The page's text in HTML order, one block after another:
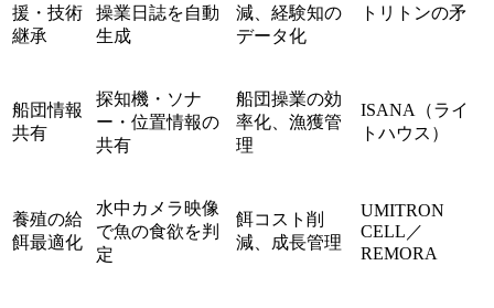
援・技術
継承
操業日誌を自動
生成
減、経験知の
データ化
トリトンの矛
船団情報
共有
探知機・ソナ
ー・位置情報の
共有
船団操業の効
率化、漁獲管
理
ISANA（ライ
トハウス）
養殖の給
餌最適化
水中カメラ映像
で魚の食欲を判
定
餌コスト削
減、成長管理
UMITRON
CELL／
REMORA